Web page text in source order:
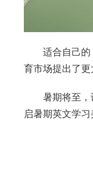
适合自己的，
育市场提出了
暑期将至，讯
启暑期英文学